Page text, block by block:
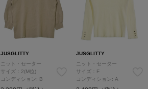
JUSGLITTY
ニット・セーター
サイズ：2(M位)
コンディション: B
JUSGLITTY
ニット・セーター
サイズ：F
コンディション: A